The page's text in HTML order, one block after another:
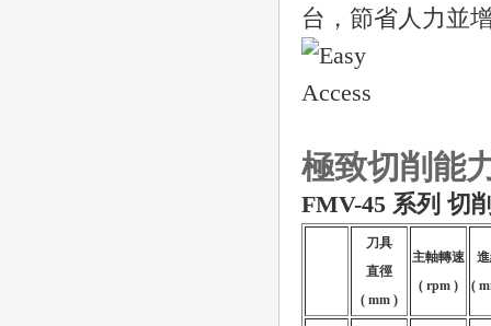
台，節省人力並
極致切削能
FMV-45 系列 切
刀具
直徑
( mm )
主軸轉速
( rpm )
(